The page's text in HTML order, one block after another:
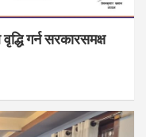
गर्न सरकारसमक्ष